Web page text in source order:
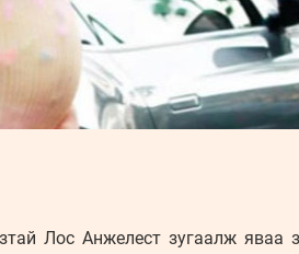
Лос Анжелест зугаалж яваа